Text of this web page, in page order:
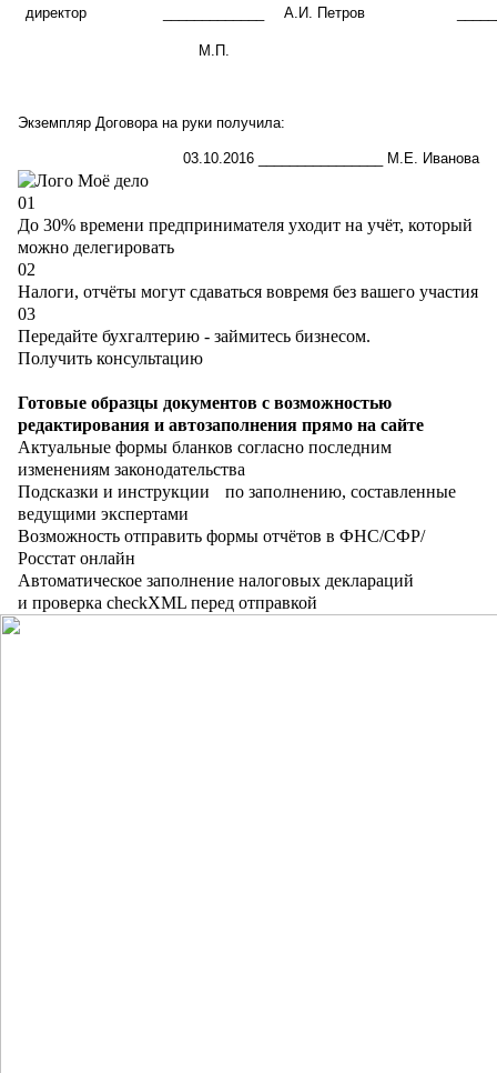
директор
А.И. Петров
М.П.
Экземпляр Договора на руки получила:
03.10.2016 М.Е. Иванова
01
До 30% времени предпринимателя уходит на учёт, который
можно делегировать
02
Налоги, отчёты могут сдаваться вовремя без вашего участия
03
Передайте бухгалтерию - займитесь бизнесом.
Получить консультацию
Готовые образцы документов с возможностью
редактирования и автозаполнения прямо на сайте
Актуальные формы бланков согласно последним
изменениям законодательства
Подсказки и инструкции по заполнению, составленные
ведущими экспертами
Возможность отправить формы отчётов в ФНС/СФР/
Росстат онлайн
Автоматическое заполнение налоговых деклараций
и проверка checkXML перед отправкой